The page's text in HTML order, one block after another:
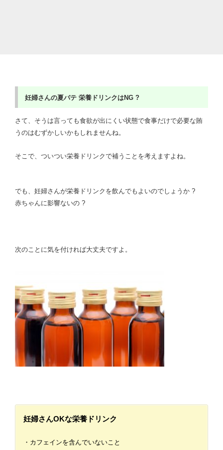
妊婦さんの夏バテ 栄養ドリンクはNG ?
さて、そうは言っても食欲が出にくい状態で食事だけで必要な賄
うのはむずかしいかもしれませんね。
そこで、ついつい栄養ドリンクで補うことを考えますよね。
でも、妊婦さんが栄養ドリンクを飲んでもよいのでしょうか ?
赤ちゃんに影響ないの ?
次のことに気を付ければ大丈夫ですよ。
妊婦さんOKな栄養ドリンク
・カフェインを含んでいないこと